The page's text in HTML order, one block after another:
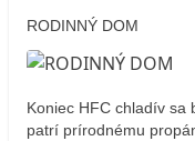
RODINNÝ DOM
Koniec HFC chladív sa
patrí prírodnému